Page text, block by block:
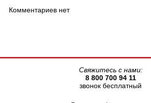
Комментариев нет
Свяжитесь с нами:
8 800 700 94 11
звонок бесплатный